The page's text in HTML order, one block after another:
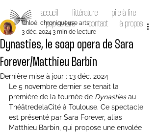
Dynasties, le soap opera de Sara
Forever/Matthieu Barbin
Chloé, chroniqueuse arts
3 déc. 20243 min de lecture
Dernière mise à jour : 13 déc. 2024
Le 5 novembre dernier se tenait la
première de la tournée de Dynasties au
ThéâtredelaCité à Toulouse. Ce spectacle
est présenté par Sara Forever, alias
Matthieu Barbin, qui propose une envolée
accueil littérature
pile à lire
pop culture
contact à propos